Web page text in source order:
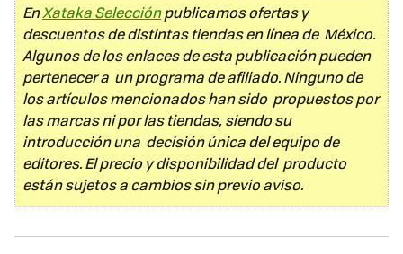
EnXataka Selecciónpublicamos ofertas y
descuentos de distintas tiendas en línea de México.
Algunos de los enlaces de esta publicación pueden
pertenecer a un programa de afiliado. Ninguno de
los artículos mencionados han sido propuestos por
las marcas ni por las tiendas, siendo su
introducción una decisión única del equipo de
editores. El precio y disponibilidad del producto
están sujetos a cambios sin previo aviso.